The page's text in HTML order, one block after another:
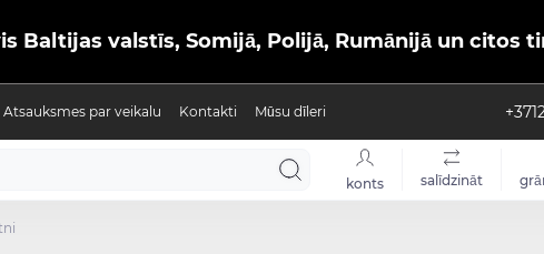
Baltijas valstīs, Somijā, Polijā, Rumānijā un citos
Atsauksmes par veikalu Kontakti Mūsu dīleri
konts salīdzināt